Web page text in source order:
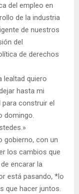
del empleo en
de la industria
de nuestros
del
de derechos
lealtad quiero
hasta mi
para construir el
domingo.
gobierno, con un
los cambios que
encarar la
está pasando, *lo
que hacer juntos.